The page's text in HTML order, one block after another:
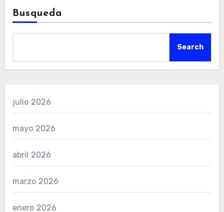
Busqueda
Search
julio 2026
mayo 2026
abril 2026
marzo 2026
enero 2026